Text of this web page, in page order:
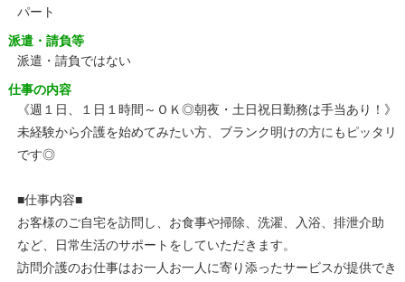
パート
派遣・請負等
派遣・請負ではない
仕事の内容
《週１日、１日１時間～ＯＫ◎朝夜・土日祝日勤務は手当あり！》
未経験から介護を始めてみたい方、ブランク明けの方にもピッタリ
です◎
■仕事内容■
お客様のご自宅を訪問し、お食事や掃除、洗濯、入浴、排泄介助
など、日常生活のサポートをしていただきます。
訪問介護のお仕事はお一人お一人に寄り添ったサービスが提供でき